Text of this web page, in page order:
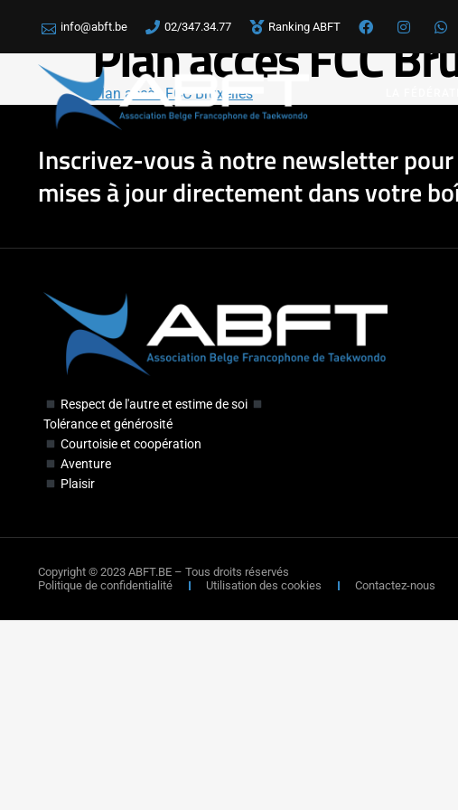
info@abft.be 02/347.34.77 Ranking ABFT
Plan accès FCC
Plan accès FCC Bruxelles
Inscrivez-vous à notre newsletter
mises à jour directement dans votre
Respect de l'autre et estime de soi
Tolérance et générosité
Courtoisie et coopération
Aventure
Plaisir
Copyright © 2023 ABFT.BE – Tous droits réservés
Politique de confidentialité
Utilisation des cookies Contactez-nous